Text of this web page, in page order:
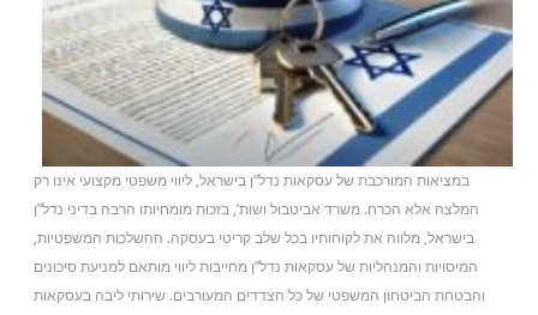
במציאות המורכבת של עסקאות נדל”ן בישראל, ליווי משפטי מקצועי אינו רק
המלצה אלא הכרח. משרד אביטבול ושות’, בזכות מומחיותו הרבה בדיני נדל”ן
בישראל, מלווה את לקוחותיו בכל שלב קריטי בעסקה. ההשלכות המשפטיות,
המיסויות והמנהליות של עסקאות נדל”ן מחייבות ליווי מותאם למניעת סיכונים
והבטחת הביטחון המשפטי של כל הצדדים המעורבים. שירותי ליבה בעסקאות